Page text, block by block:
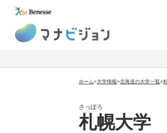
ホーム>大学情報>北海道の大学一覧>
さっぽろ
札幌大学